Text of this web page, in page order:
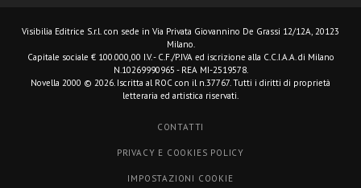
Visibilia Editrice S.r.l. con sede in Via Privata Giovannino De Grassi 12/12A, 20123
Milano.
Capitale sociale € 100.000,00 I.V. - C.F./P.IVA ed iscrizione alla C.C.I.A.A. di Milano
N.10269990965 - REA MI-2519578.
Novella 2000 © 2026. Iscritta al ROC con il n.37767. Tutti i diritti di proprietà
letteraria ed artistica riservati.
CONTATTI
PRIVACY E COOKIES POLICY
IMPOSTAZIONI COOKIE